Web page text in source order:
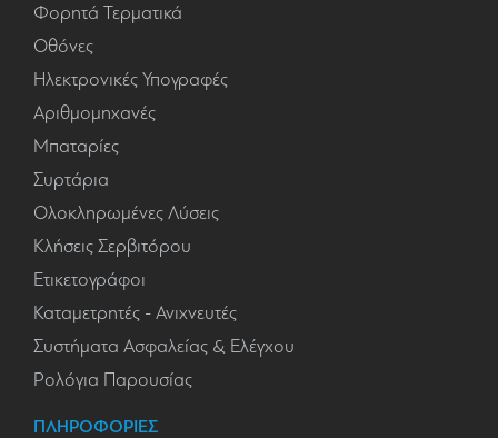
Φορητά Τερματικά
Οθόνες
Ηλεκτρονικές Υπογραφές
Αριθμομηχανές
Μπαταρίες
Συρτάρια
Ολοκληρωμένες Λύσεις
Κλήσεις Σερβιτόρου
Ετικετογράφοι
Καταμετρητές - Ανιχνευτές
Συστήματα Ασφαλείας & Ελέγχου
Ρολόγια Παρουσίας
ΠΛΗΡΟΦΟΡΙΕΣ